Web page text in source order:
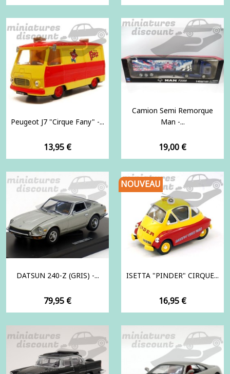
Peugeot J7 "Cirque Fany" -...
Prix
13,95 €
Camion Semi Remorque
Man -...
Prix
19,00 €
DATSUN 240-Z (GRIS) -...
Prix
79,95 €
ISETTA "PINDER" CIRQUE...
Prix
16,95 €
NOUVEAU